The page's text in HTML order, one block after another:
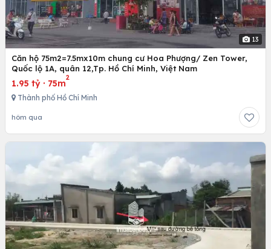
13
Căn hộ 75m2=7.5mx10m chung cư Hoa Phượng/ Zen Tower,
Quốc lộ 1A, quân 12,Tp. Hồ Chí Minh, Việt Nam
1.95 tỷ · 75m
2
Thành phố Hồ Chí Minh
hôm qua